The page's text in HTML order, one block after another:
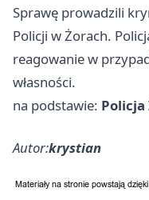
Sprawę prowadzili
Policji w Żorach.
reagowanie w
własności.
na podstawie: Policja
Autor:krystian